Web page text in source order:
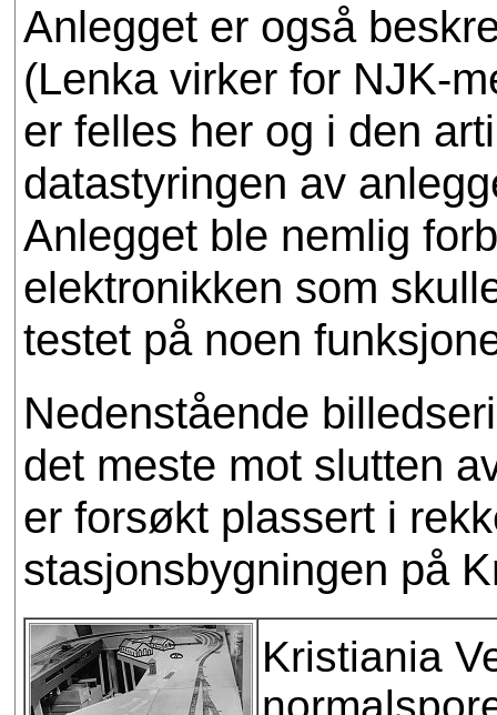
Anlegget er også
(Lenka virker for NJK-
er felles her og i den
datastyringen av
Anlegget ble nemlig
elektronikken som
testet på noen
Nedenstående
det meste mot slutten
er forsøkt plassert i
stasjonsbygningen på
Kristiania